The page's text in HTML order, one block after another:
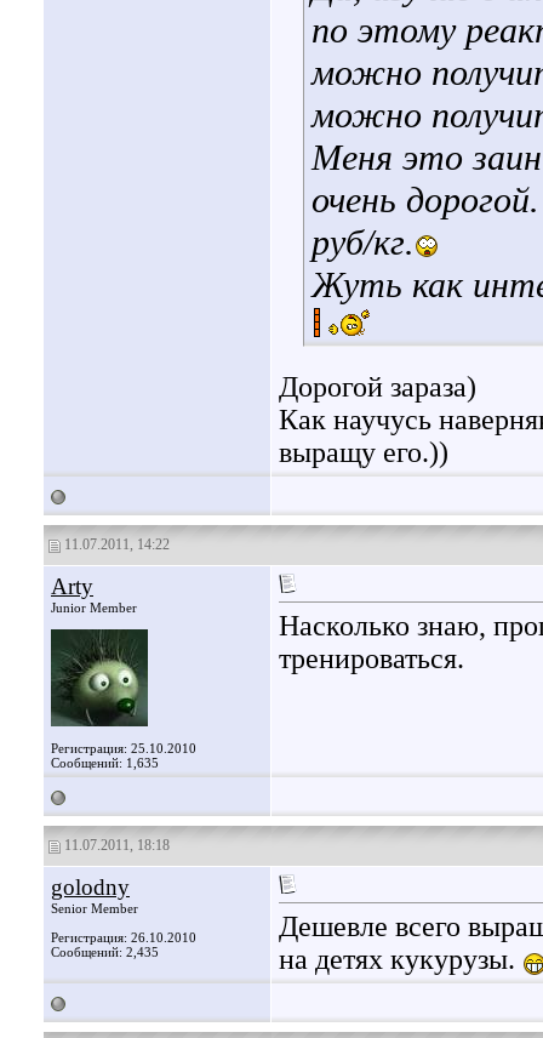
по этому
можно
можно
Меня это
очень
руб/кг.
Жуть как
Дорогой зараза)
Как научусь
выращу его.))
11.07.2011, 14:22
Arty
Junior Member
Регистрация: 25.10.2010
Сообщений: 1,635
Насколько знаю,
тренироваться.
11.07.2011, 18:18
golodny
Senior Member
Регистрация: 26.10.2010
Сообщений: 2,435
Дешевле всего
на детях кукурузы.